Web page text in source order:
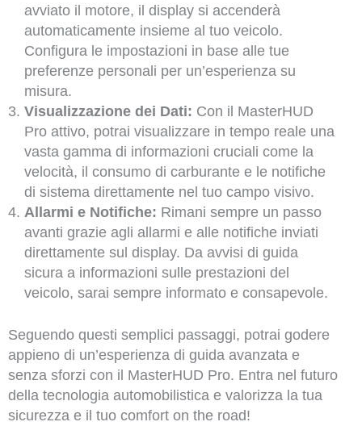
avviato il motore, il display si accenderà
automaticamente insieme al tuo veicolo.
Configura le impostazioni in base alle tue
preferenze personali per un’esperienza su
misura.
Visualizzazione dei Dati: Con il MasterHUD
Pro attivo, potrai visualizzare in tempo reale una
vasta gamma di informazioni cruciali come la
velocità, il consumo di carburante e le notifiche
di sistema direttamente nel tuo campo visivo.
Allarmi e Notifiche: Rimani sempre un passo
avanti grazie agli allarmi e alle notifiche inviati
direttamente sul display. Da avvisi di guida
sicura a informazioni sulle prestazioni del
veicolo, sarai sempre informato e consapevole.
Seguendo questi semplici passaggi, potrai godere
appieno di un’esperienza di guida avanzata e
senza sforzi con il MasterHUD Pro. Entra nel futuro
della tecnologia automobilistica e valorizza la tua
sicurezza e il tuo comfort on the road!